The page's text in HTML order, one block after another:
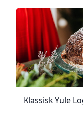
Klassisk Yule